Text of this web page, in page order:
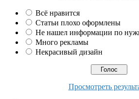
Всё нравится
Статьи плохо оформлены
Не нашел информации по
Много рекламы
Некрасивый дизайн
Просмотреть